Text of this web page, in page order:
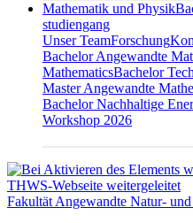
Mathematik und Physik
studiengang
Unser TeamForschung
Bachelor Angewandte
MathematicsBachelor
Master Angewandte
Bachelor Nachhaltige
Workshop 2026
Fakultät Angewandte Natur- und